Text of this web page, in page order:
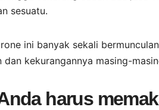
sesuatu.
ini banyak sekali
kekurangannya masing-
harus